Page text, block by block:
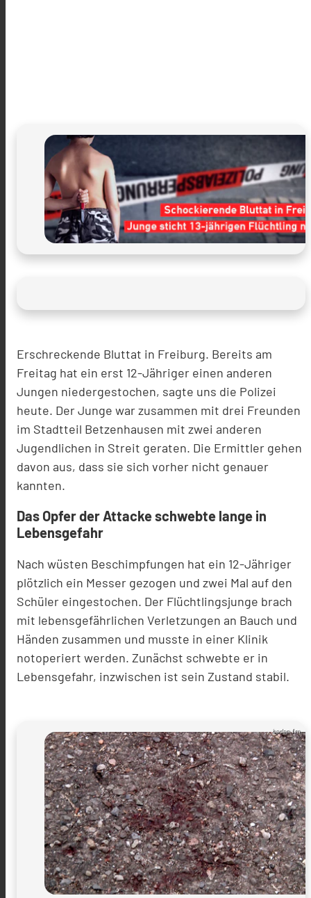
Erschreckende Bluttat in Freiburg. Bereits am
Freitag hat ein erst 12-Jähriger einen anderen
Jungen niedergestochen, sagte uns die Polizei
heute. Der Junge war zusammen mit drei Freunden
im Stadtteil Betzenhausen mit zwei anderen
Jugendlichen in Streit geraten. Die Ermittler gehen
davon aus, dass sie sich vorher nicht genauer
kannten.
Das Opfer der Attacke schwebte lange in
Lebensgefahr
Nach wüsten Beschimpfungen hat ein 12-Jähriger
plötzlich ein Messer gezogen und zwei Mal auf den
Schüler eingestochen. Der Flüchtlingsjunge brach
mit lebensgefährlichen Verletzungen an Bauch und
Händen zusammen und musste in einer Klinik
notoperiert werden. Zunächst schwebte er in
Lebensgefahr, inzwischen ist sein Zustand stabil.
baden.fm